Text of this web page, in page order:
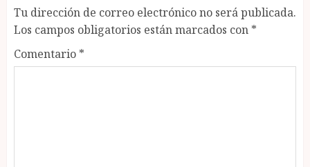
Tu dirección de correo electrónico no será publicada.
Los campos obligatorios están marcados con *
Comentario *